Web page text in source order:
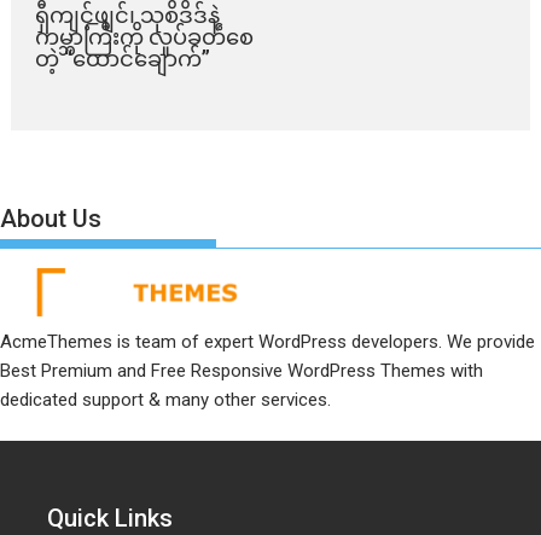
ရှီကျင့်ဖျင်၊ သုစိဒိဒ်နဲ့
ကမ္ဘာကြီးကို လှုပ်ခတ်စေ
တဲ့ “ထောင်ချောက်”
About Us
AcmeThemes is team of expert WordPress developers. We provide
Best Premium and Free Responsive WordPress Themes with
dedicated support & many other services.
Quick Links